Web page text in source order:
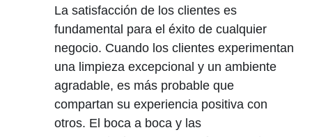
La satisfacción de los clientes es
fundamental para el éxito de cualquier
negocio. Cuando los clientes experimentan
una limpieza excepcional y un ambiente
agradable, es más probable que
compartan su experiencia positiva con
otros. El boca a boca y las